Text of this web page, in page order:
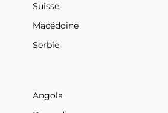
Suisse
Macédoine
Serbie
Angola